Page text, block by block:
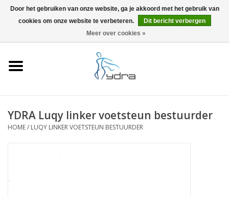
0 Artikelen - €0,00
YDRA Luqy linker voetsteun bestuurder
HOME/ LUQY LINKER VOETSTEUN BESTUURDER
Door het gebruiken van onze website, ga je akkoord met het gebruik van
cookies om onze website te verbeteren.
Dit bericht verbergen
Meer over cookies »